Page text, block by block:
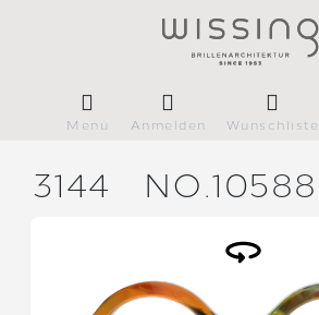
Menü Anmelden Wunschliste
3144 NO.10588